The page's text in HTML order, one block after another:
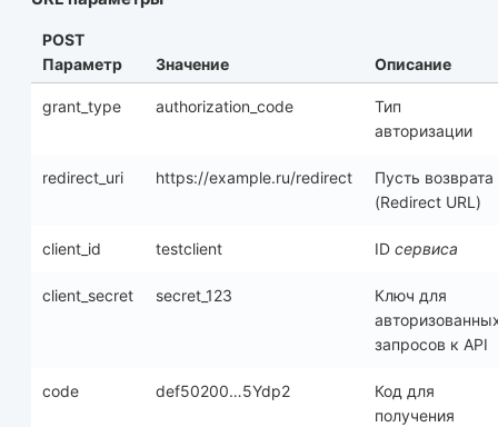
POST
Параметр
Значение Описание
grant_type authorization_code
Тип
авторизации
redirect_uri https://example.ru/redirect
Пусть возврата
(Redirect URL)
client_id testclient ID сервиса
client_secret secret_123
Ключ для
запросов к API
code def50200…5Ydp2
Код для
получения